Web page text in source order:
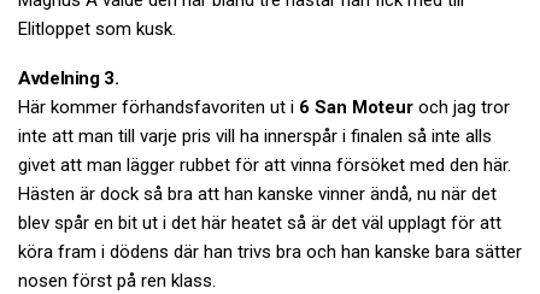
Elitloppet som kusk.
Avdelning 3.
Här kommer förhandsfavoriten ut i 6 San Moteur och jag tror
inte att man till varje pris vill ha innerspår i finalen så inte alls
givet att man lägger rubbet för att vinna försöket med den här.
Hästen är dock så bra att han kanske vinner ändå, nu när det
blev spår en bit ut i det här heatet så är det väl upplagt för att
köra fram i dödens där han trivs bra och han kanske bara sätter
nosen först på ren klass.